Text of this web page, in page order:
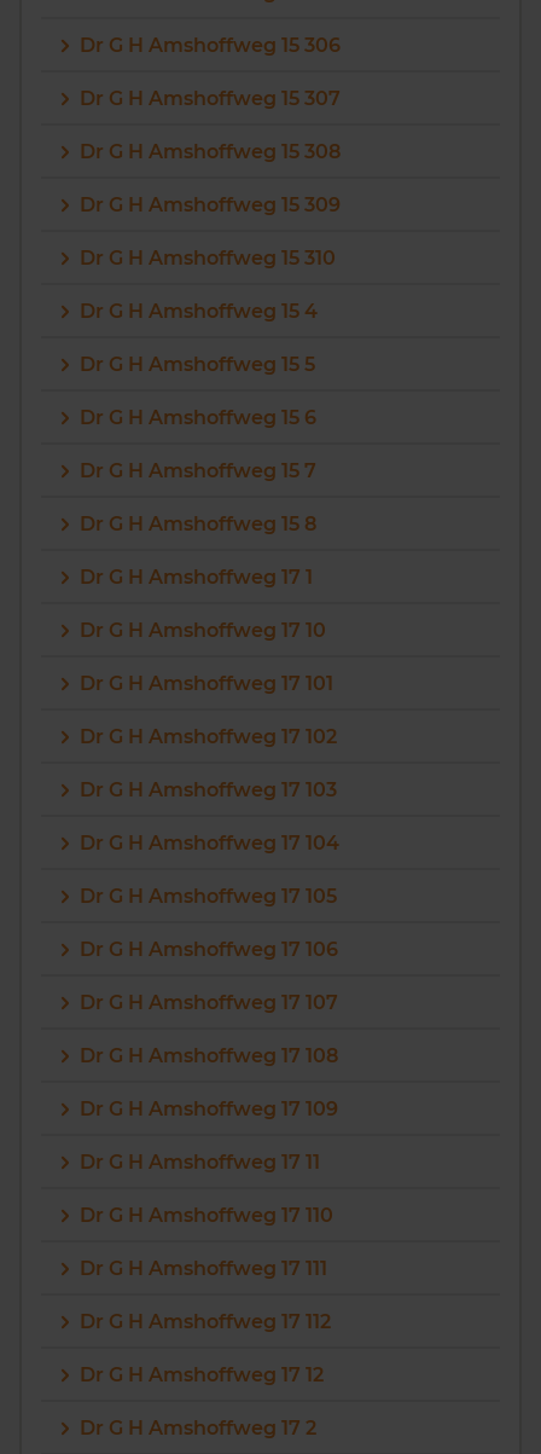
Dr G H Amshoffweg 15 306
Dr G H Amshoffweg 15 307
Dr G H Amshoffweg 15 308
Dr G H Amshoffweg 15 309
Dr G H Amshoffweg 15 310
Dr G H Amshoffweg 15 4
Dr G H Amshoffweg 15 5
Dr G H Amshoffweg 15 6
Dr G H Amshoffweg 15 7
Dr G H Amshoffweg 15 8
Dr G H Amshoffweg 17 1
Dr G H Amshoffweg 17 10
Dr G H Amshoffweg 17 101
Dr G H Amshoffweg 17 102
Dr G H Amshoffweg 17 103
Dr G H Amshoffweg 17 104
Dr G H Amshoffweg 17 105
Dr G H Amshoffweg 17 106
Dr G H Amshoffweg 17 107
Dr G H Amshoffweg 17 108
Dr G H Amshoffweg 17 109
Dr G H Amshoffweg 17 11
Dr G H Amshoffweg 17 110
Dr G H Amshoffweg 17 111
Dr G H Amshoffweg 17 112
Dr G H Amshoffweg 17 12
Dr G H Amshoffweg 17 2